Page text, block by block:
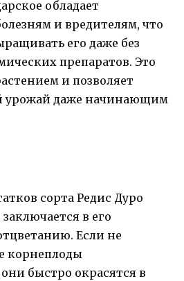
обладает
и вредителям, что
его даже без
препаратов. Это
и позволяет
урожай даже начинающим
сорта Редис Дуро
в его
Если не
корнеплоды
быстро окрасятся в